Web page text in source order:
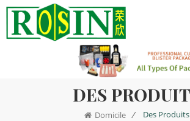
DES
Domicile / Des Produits